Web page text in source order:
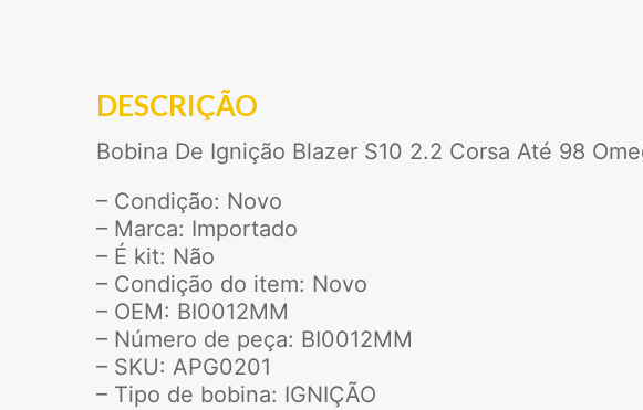
DESCRIÇÃO
Bobina De Ignição Blazer S10 2.2 Corsa Até 98
– Condição: Novo
– Marca: Importado
– É kit: Não
– Condição do item: Novo
– OEM: BI0012MM
– Número de peça: BI0012MM
– SKU: APG0201
– Tipo de bobina: IGNIÇÃO